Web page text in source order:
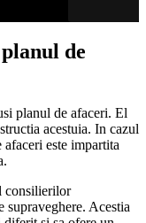
de
planul de afaceri. El
acestuia. In cazul
este impartita
consilierilor
supraveghere. Acestia